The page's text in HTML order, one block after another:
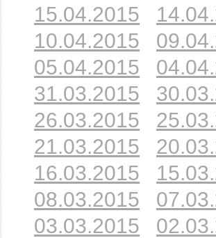
15.04.2015
10.04.2015
05.04.2015
31.03.2015
26.03.2015
21.03.2015
16.03.2015
08.03.2015
03.03.2015